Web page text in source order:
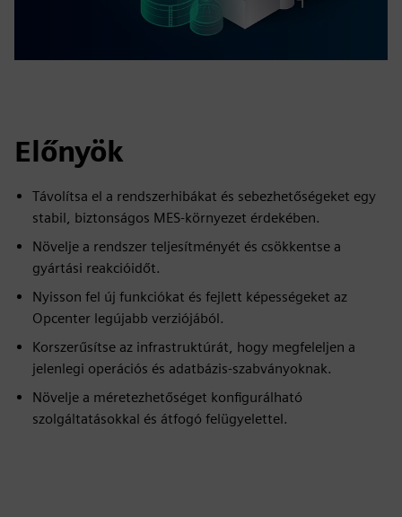
Előnyök
Távolítsa el a rendszerhibákat és sebezhetőségeket egy
stabil, biztonságos MES-környezet érdekében.
Növelje a rendszer teljesítményét és csökkentse a
gyártási reakcióidőt.
Nyisson fel új funkciókat és fejlett képességeket az
Opcenter legújabb verziójából.
Korszerűsítse az infrastruktúrát, hogy megfeleljen a
jelenlegi operációs és adatbázis-szabványoknak.
Növelje a méretezhetőséget konfigurálható
szolgáltatásokkal és átfogó felügyelettel.